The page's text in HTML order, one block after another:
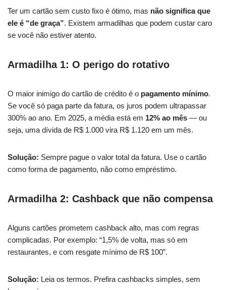
Ter um cartão sem custo fixo é ótimo, mas não significa que
ele é “de graça”. Existem armadilhas que podem custar caro
se você não estiver atento.
Armadilha 1: O perigo do rotativo
O maior inimigo do cartão de crédito é o pagamento mínimo.
Se você só paga parte da fatura, os juros podem ultrapassar
300% ao ano. Em 2025, a média está em 12% ao mês — ou
seja, uma dívida de R$ 1.000 vira R$ 1.120 em um mês.
Solução: Sempre pague o valor total da fatura. Use o cartão
como forma de pagamento, não como empréstimo.
Armadilha 2: Cashback que não compensa
Alguns cartões prometem cashback alto, mas com regras
complicadas. Por exemplo: “1,5% de volta, mas só em
restaurantes, e com resgate mínimo de R$ 100”.
Solução: Leia os termos. Prefira cashbacks simples, sem